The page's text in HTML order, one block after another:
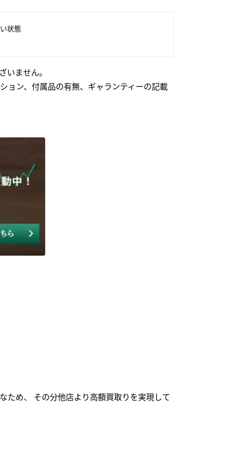
状態
ません。
ョン、付属品の有無、ギャランティーの記載
ため、 その分他店より高額買取りを実現して